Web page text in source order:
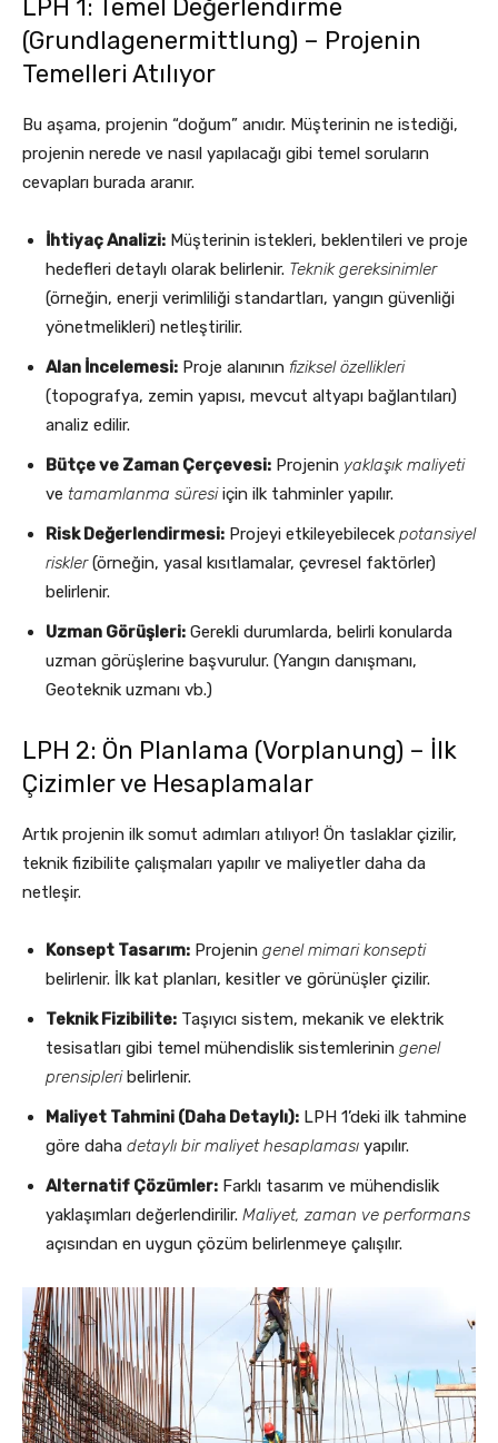
LPH 1: Temel Değerlendirme
(Grundlagenermittlung) – Projenin
Temelleri Atılıyor
Bu aşama, projenin “doğum” anıdır. Müşterinin ne istediği,
projenin nerede ve nasıl yapılacağı gibi temel soruların
cevapları burada aranır.
İhtiyaç Analizi: Müşterinin istekleri, beklentileri ve proje
hedefleri detaylı olarak belirlenir. Teknik gereksinimler
(örneğin, enerji verimliliği standartları, yangın güvenliği
yönetmelikleri) netleştirilir.
Alan İncelemesi: Proje alanının fiziksel özellikleri
(topografya, zemin yapısı, mevcut altyapı bağlantıları)
analiz edilir.
Bütçe ve Zaman Çerçevesi: Projenin yaklaşık maliyeti
ve tamamlanma süresiiçin ilk tahminler yapılır.
Risk Değerlendirmesi: Projeyi etkileyebilecek potansiyel
riskler(örneğin, yasal kısıtlamalar, çevresel faktörler)
belirlenir.
Uzman Görüşleri: Gerekli durumlarda, belirli konularda
uzman görüşlerine başvurulur. (Yangın danışmanı,
Geoteknik uzmanı vb.)
LPH 2: Ön Planlama (Vorplanung) – İlk
Çizimler ve Hesaplamalar
Artık projenin ilk somut adımları atılıyor! Ön taslaklar çizilir,
teknik fizibilite çalışmaları yapılır ve maliyetler daha da
netleşir.
Konsept Tasarım: Projenin genel mimari konsepti
belirlenir. İlk kat planları, kesitler ve görünüşler çizilir.
Teknik Fizibilite: Taşıyıcı sistem, mekanik ve elektrik
tesisatları gibi temel mühendislik sistemlerinin genel
prensipleribelirlenir.
Maliyet Tahmini (Daha Detaylı): LPH 1’deki ilk tahmine
göre daha detaylı bir maliyet hesaplaması yapılır.
Alternatif Çözümler: Farklı tasarım ve mühendislik
yaklaşımları değerlendirilir. Maliyet, zaman ve performans
açısından en uygun çözüm belirlenmeye çalışılır.